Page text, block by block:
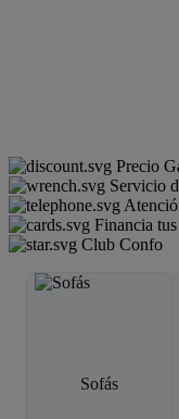
Precio
Servicio
Financia
Club Confo
Sofás